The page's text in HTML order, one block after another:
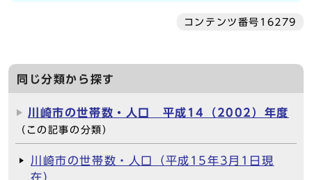
コンテンツ番号16279
同じ分類から探す
川崎市の世帯数・人口 平成14（2002）年度
（この記事の分類）
川崎市の世帯数・人口（平成15年3月1日現
在）